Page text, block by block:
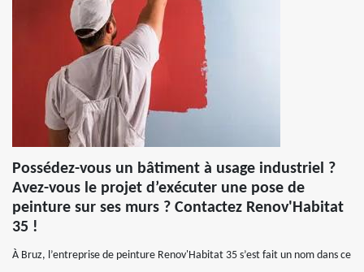
Possédez-vous un bâtiment à usage industriel ?
Avez-vous le projet d’exécuter une pose de
peinture sur ses murs ? Contactez Renov'Habitat
35 !
À Bruz, l’entreprise de peinture Renov'Habitat 35 s’est fait un nom dans ce